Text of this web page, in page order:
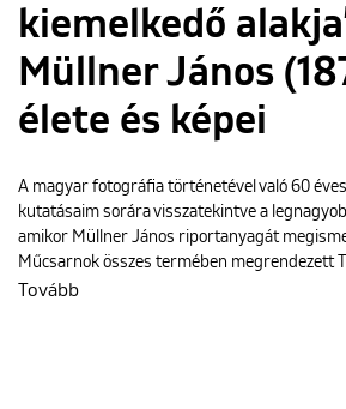
kiemelkedő
Müllner János
élete és képei
A magyar fotográfia történetével való 60
kutatásaim sorára visszatekintve a
amikor Müllner János riportanyagát
Műcsarnok összes termében megrendezett
Tovább